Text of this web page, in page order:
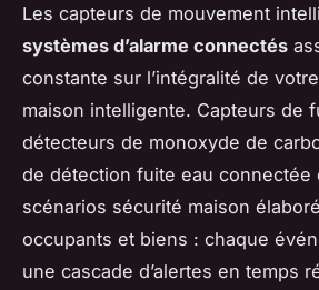
Les capteurs de mouvement
systèmes d’alarme connectés
constante sur l’intégralité de
maison intelligente. Capteurs de
détecteurs de monoxyde de
de détection fuite eau connectée
scénarios sécurité maison
occupants et biens : chaque
une cascade d’alertes en temps